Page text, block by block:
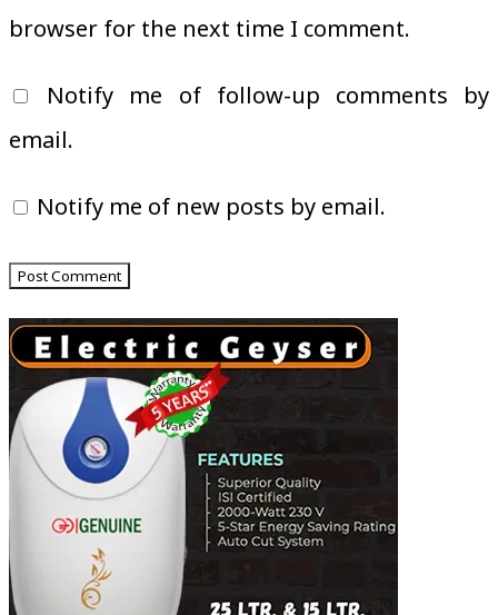
browser for the next time I comment.
Notify me of follow-up comments by
email.
Notify me of new posts by email.